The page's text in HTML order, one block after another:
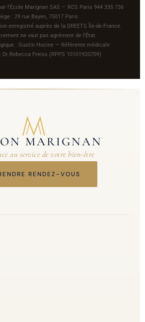
l'École Marignan SAS — RCS Paris 944 335 736
: 29 rue Bayen, 75017 Paris
enregistré auprès de la DREETS Île-de-France.
ne vaut pas agrément de l'État.
: Gustin Hocine — Référente médicale
Dr Rebecca Freiss (RPPS 10101920709)
MARIGNAN
au service de votre bien-être
RENDEZ-VOUS